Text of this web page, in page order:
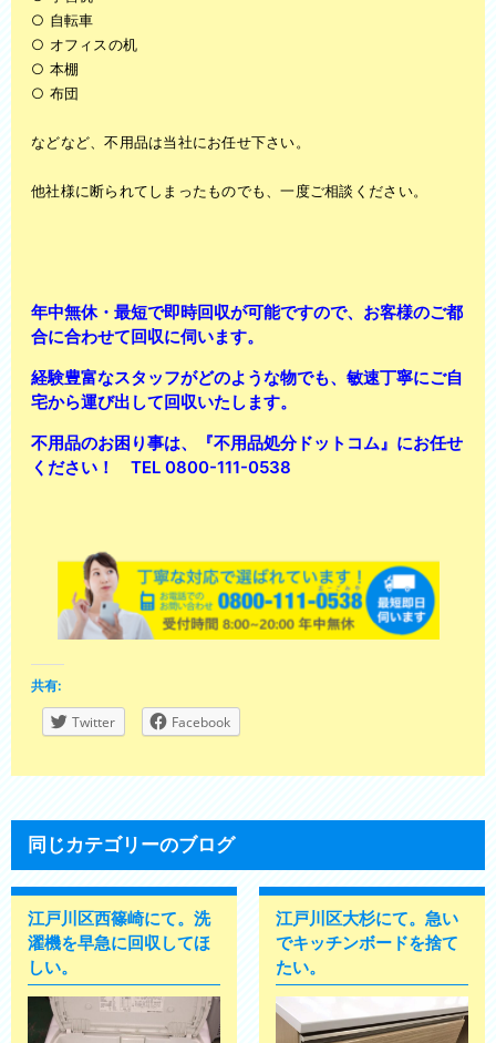
○ 自転車
○ オフィスの机
○ 本棚
○ 布団
などなど、不用品は当社にお任せ下さい。
他社様に断られてしまったものでも、一度ご相談ください。
年中無休・最短で即時回収が可能ですので、お客様のご都
合に合わせて回収に伺います。
経験豊富なスタッフがどのような物でも、敏速丁寧にご自
宅から運び出して回収いたします。
不用品のお困り事は、
『不用品処分ドットコム』 にお任せ
ください！ TEL 0800-111-0538
共有:
Twitter Facebook
同じカテゴリーのブログ
江戸川区西篠崎にて。洗
濯機を早急に回収してほ
しい。
江戸川区大杉にて。急い
でキッチンボードを捨て
たい。